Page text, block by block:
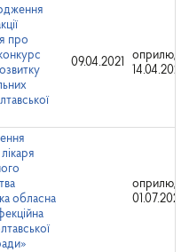
про
09.04.2021
14.04.2021
обласна
01.07.2025